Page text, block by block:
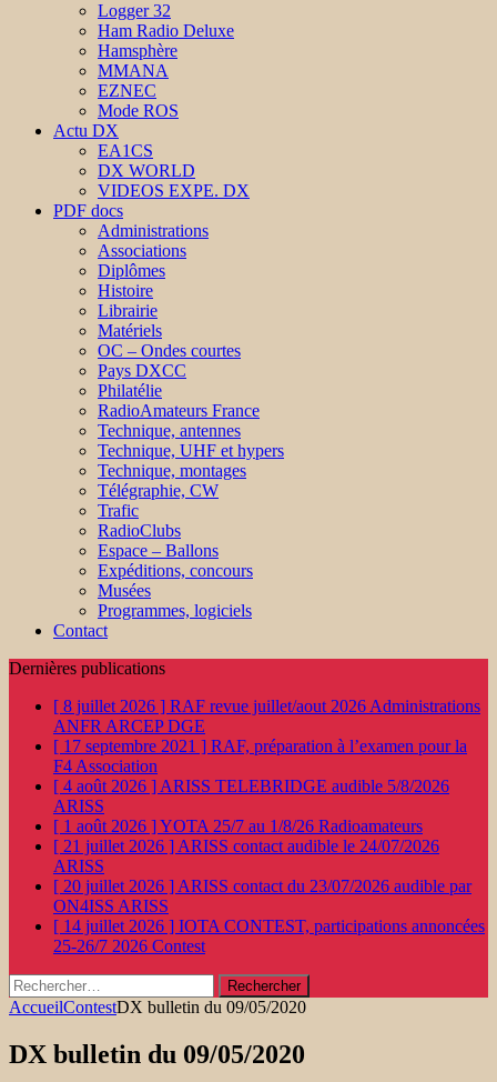
Logger 32
Ham Radio Deluxe
Hamsphère
MMANA
EZNEC
Mode ROS
Actu DX
EA1CS
DX WORLD
VIDEOS EXPE. DX
PDF docs
Administrations
Associations
Diplômes
Histoire
Librairie
Matériels
OC – Ondes courtes
Pays DXCC
Philatélie
RadioAmateurs France
Technique, antennes
Technique, UHF et hypers
Technique, montages
Télégraphie, CW
Trafic
RadioClubs
Espace – Ballons
Expéditions, concours
Musées
Programmes, logiciels
Contact
Dernières publications
[ 8 juillet 2026 ] RAF revue juillet/aout 2026 Administrations
ANFR ARCEP DGE
[ 17 septembre 2021 ] RAF, préparation à l’examen pour la
F4 Association
[ 4 août 2026 ] ARISS TELEBRIDGE audible 5/8/2026
ARISS
[ 1 août 2026 ]YOTA 25/7 au 1/8/26 Radioamateurs
[ 21 juillet 2026 ] ARISS contact audible le 24/07/2026
ARISS
[ 20 juillet 2026 ] ARISS contact du 23/07/2026 audible par
ON4ISS ARISS
[ 14 juillet 2026 ] IOTA CONTEST, participations annoncées
25-26/7 2026 Contest
Rechercher :
AccueilContestDX bulletin du 09/05/2020
DX bulletin du 09/05/2020